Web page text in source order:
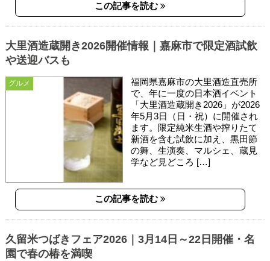
この記事を読む
グルメ
大里酒造蔵開き2026開催情報｜嘉麻市で限定酒試飲
や送迎バスも
福岡県嘉麻市の大里酒造直売所
で、年に一度の日本酒イベント
「大里酒造蔵開き2026」が2026
年5月3日（日・祝）に開催され
ます。限定純米生酒や搾りたて
新酒を含む試飲に加え、黒田節
の舞、生演奏、マルシェ、蔵見
学など見どころ […]
この記事を読む
久留米つばきフェア2026｜3月14日～22日開催・名
園で春の椿を満喫